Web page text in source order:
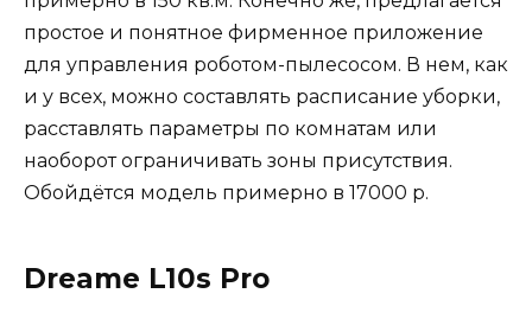
простое и понятное фирменное приложение
для управления роботом-пылесосом. В нем, как
и у всех, можно составлять расписание уборки,
расставлять параметры по комнатам или
наоборот ограничивать зоны присутствия.
Обойдётся модель примерно в 17000 р.
Dreame L10s Pro